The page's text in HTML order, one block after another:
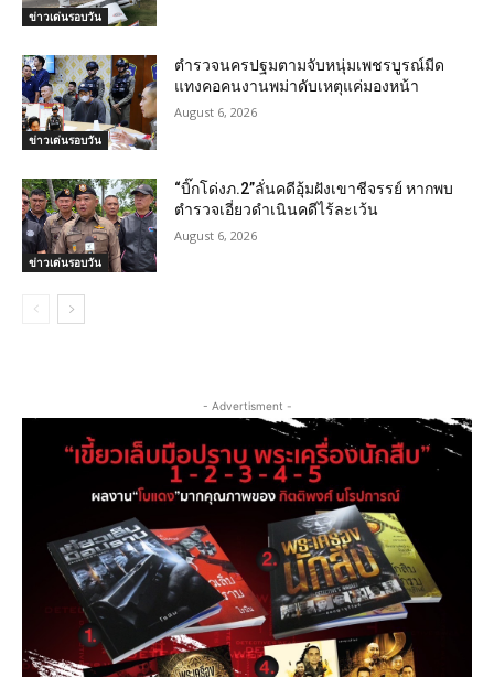
ข่าวเด่นรอบวัน
ข่าวเด่นรอบวัน
ตำรวจนครปฐมตามจับหนุ่มเพชรบูรณ์มีด
แทงคอคนงานพม่าดับเหตุแค่มองหน้า
August 6, 2026
ข่าวเด่นรอบวัน
“บิ๊กโด่งภ.2”ลั่นคดีอุ้มฝังเขาชีจรรย์ หากพบ
ตำรวจเอี่ยวดำเนินคดีไร้ละเว้น
August 6, 2026
- Advertisment -